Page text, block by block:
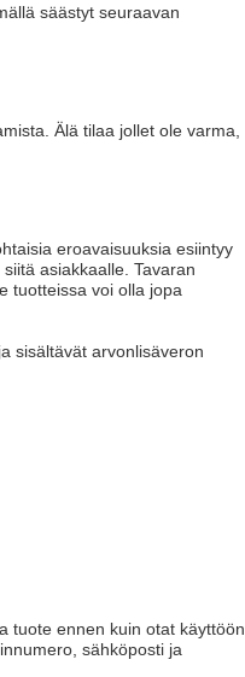
säästyt seuraavan
Älä tilaa jollet ole varma,
eroavaisuuksia esiintyy
asiakkaalle. Tavaran
tuotteissa voi olla jopa
sisältävät arvonlisäveron
tuote ennen kuin otat käyttöön,
sähköposti ja